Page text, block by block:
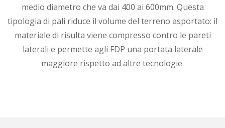
medio diametro che va dai 400 ai 600mm. Questa
tipologia di pali riduce il volume del terreno asportato: il
materiale di risulta viene compresso contro le pareti
laterali e permette agli FDP una portata laterale
maggiore rispetto ad altre tecnologie.